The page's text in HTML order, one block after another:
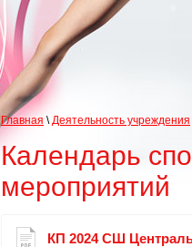
Главная \Деятельность учреждения
Календарь
мероприятий
КП 2024 СШ